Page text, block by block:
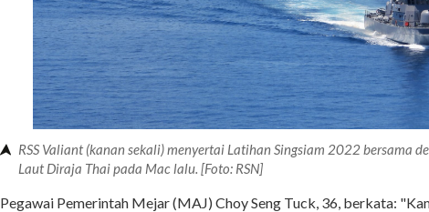
RSS Valiant (kanan sekali) menyertai Latihan Singsiam 2022 bersama
Laut Diraja Thai pada Mac lalu. [Foto: RSN]
Pegawai Pemerintah Mejar (MAJ) Choy Seng Tuck, 36, berkata: